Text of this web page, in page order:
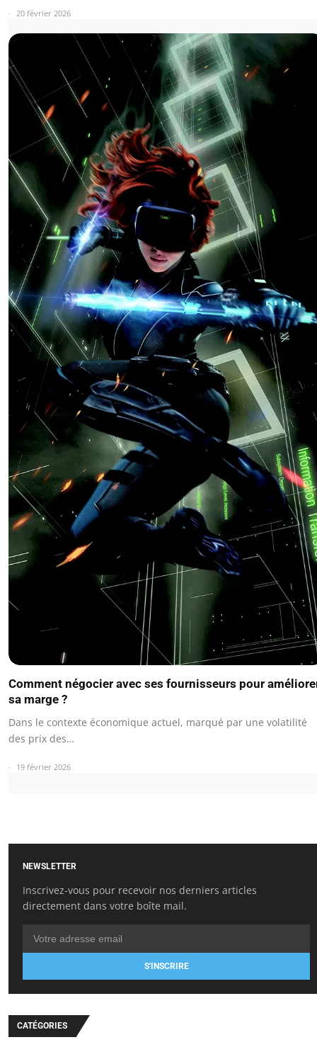
20 février 2026
Comment négocier avec ses fournisseurs pour
sa marge ?
Dans le contexte économique actuel, marqué par une volatilité
des prix des…
19 février 2026
NEWSLETTER
Inscrivez-vous pour recevoir nos derniers articles
directement dans votre boîte mail.
S'INSCRIRE
CATÉGORIES